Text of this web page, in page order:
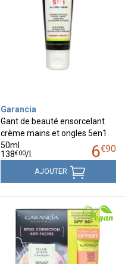
Garancia
Gant de beauté ensorcelant
crème mains et ongles 5en1
50ml
6€90
138€00/
AJOUTER